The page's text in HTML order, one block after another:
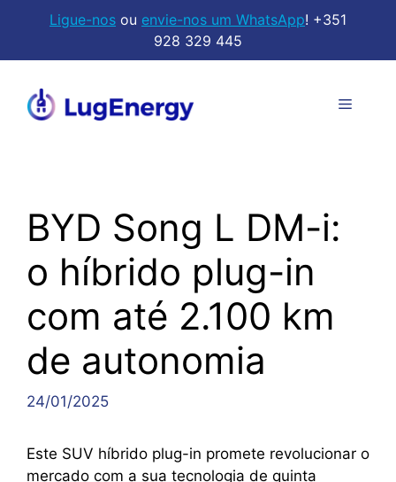
Ligue-nos ou envie-nos um WhatsApp! +351
928 329 445
Menu
BYD Song L DM-i:
o híbrido plug-in
com até 2.100 km
de autonomia
24/01/2025
Este SUV híbrido plug-in promete revolucionar o
mercado com a sua tecnologia de quinta